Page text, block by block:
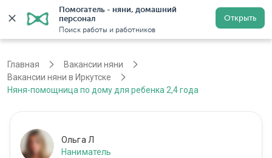
Помогатель - няни, домашний
персонал
Поиск работы и работников
Открыть
Регистрация
Главная
Вакансии няни
Вакансии няни в Иркутске
Няня-помощница по дому для ребенка 2,4 года
Ольга Л
Наниматель